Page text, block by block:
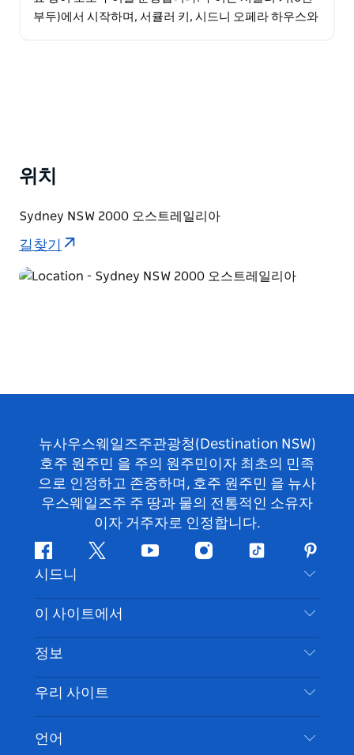
부두)에서 시작하며, 서큘러 키, 시드니 오페라 하우스와
위치
Sydney NSW 2000 오스트레일리아
길찾기
뉴사우스웨일즈주관광청(Destination NSW)
호주 원주민 을 주의 원주민이자 최초의 민족
으로 인정하고 존중하며, 호주 원주민 을 뉴사
우스웨일즈주 주 땅과 물의 전통적인 소유자
이자 거주자로 인정합니다.
페
이
스
북
지
귀
다
유
브
인
타
램
틱
핀
터
레
스
트
시드니
문의하기
부인 성명
쿠키 고지
이 사이트에서
목적지
할 일
이벤트
정보
여행 정보
시드니 접근성
귀하의 사업을 등록하세요
우리 사이트
언어